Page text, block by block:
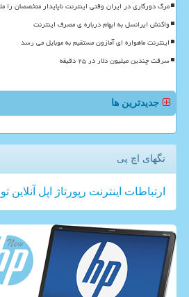
مرگ دورکاری در ایران وقتی اینترنت ناپایدار متخصصان را
واکنش ایرانسل به ابهام درباره ی مصرف اینترنت
اینترنت ماهواره ای آمازون مستقیم به موبایل می رسد
سرقت چندین میلیون دلار در ۲۵ دقیقه
جدیدترین ها
تگهای اچ پی
ارتباطات اینترنت رپورتاژ اپل آنلاین